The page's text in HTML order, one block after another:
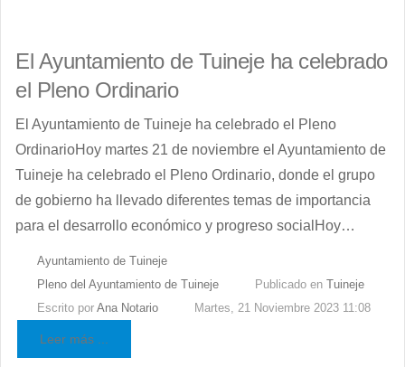
El Ayuntamiento de Tuineje ha celebrado
el Pleno Ordinario
El Ayuntamiento de Tuineje ha celebrado el Pleno
OrdinarioHoy martes 21 de noviembre el Ayuntamiento de
Tuineje ha celebrado el Pleno Ordinario, donde el grupo
de gobierno ha llevado diferentes temas de importancia
para el desarrollo económico y progreso socialHoy…
Ayuntamiento de Tuineje
Pleno del Ayuntamiento de Tuineje
Publicado en Tuineje
Escrito por Ana Notario Martes, 21 Noviembre 2023 11:08
Leer más ...